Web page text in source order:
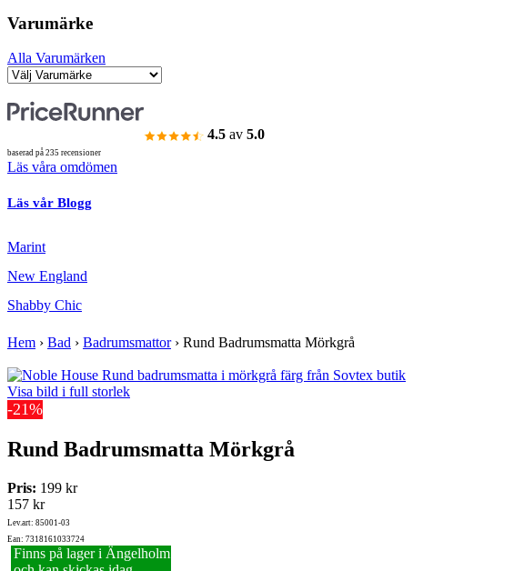
Varumärke
Alla Varumärken
4.5 av 5.0
baserad på 235 recensioner
Läs våra omdömen
Läs vår Blogg
Marint
New England
Shabby Chic
Hem › Bad › Badrumsmattor› Rund Badrumsmatta Mörkgrå
Visa bild i full storlek
-21%
Rund Badrumsmatta Mörkgrå
Pris: 199 kr
157 kr
Lev.art: 85001-03
Ean: 7318161033724
Finns på lager i Ängelholm